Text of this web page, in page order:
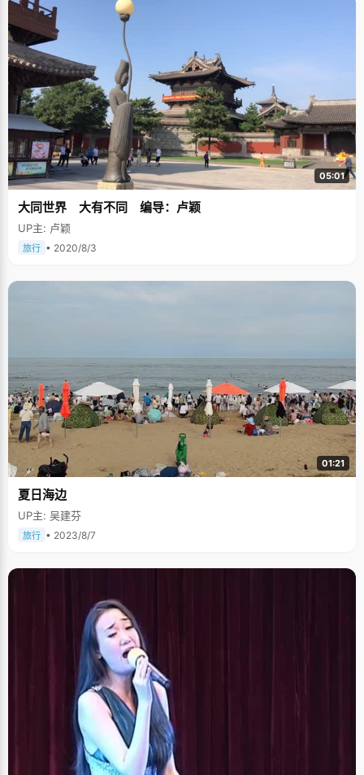
05:01
大同世界 大有不同 编导：卢颖
UP主: 卢颖
旅行 • 2020/8/3
01:21
夏日海边
UP主: 吴建芬
旅行 • 2023/8/7